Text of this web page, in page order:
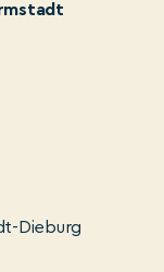
Dieburg